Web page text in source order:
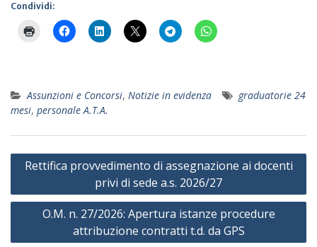
Condividi:
Assunzioni e Concorsi, Notizie in evidenza
graduatorie 24
mesi, personale A.T.A.
Navigazione
Rettifica provvedimento di assegnazione ai docenti
privi di sede a.s. 2026/27
O.M. n. 27/2026: Apertura istanze procedure
attribuzione contratti t.d. da GPS